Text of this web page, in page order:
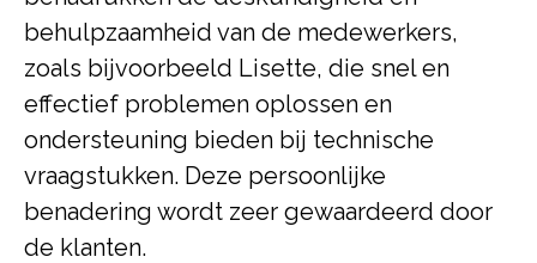
behulpzaamheid van de medewerkers,
zoals bijvoorbeeld Lisette, die snel en
effectief problemen oplossen en
ondersteuning bieden bij technische
vraagstukken. Deze persoonlijke
benadering wordt zeer gewaardeerd door
de klanten.